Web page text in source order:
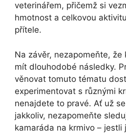
veterinářem, přičemž ​si
⁤hmotnost a celkovou
přítele.
Na závěr, nezapomeňte,​ že
mít dlouhodobé následky.
⁢věnovat tomuto ⁤tématu‌
experimentovat s různými
nenajdete ​to pravé. ‍Ať už
jakkoliv, ⁤nezapomeňte
kamaráda na krmivo⁤ –⁢ jestli